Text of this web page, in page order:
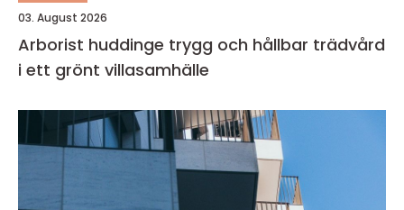
03. August 2026
Arborist huddinge trygg och hållbar trädvård
i ett grönt villasamhälle